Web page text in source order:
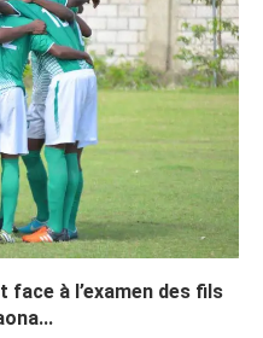
face à l’examen des fils